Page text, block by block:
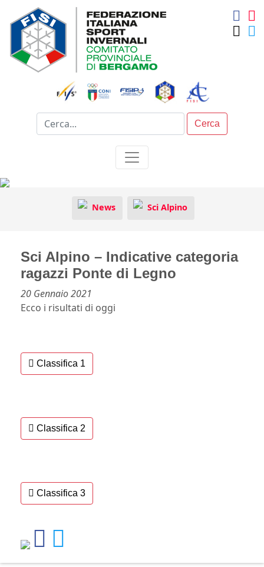
Cerca
News Sci Alpino
Sci Alpino – Indicative categoria
ragazzi Ponte di Legno
20 Gennaio 2021
Ecco i risultati di oggi
Classifica 1
Classifica 2
Classifica 3